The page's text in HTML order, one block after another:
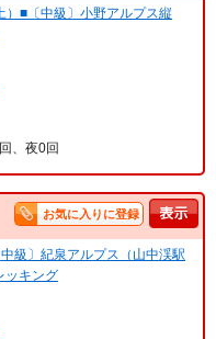
）■〔中級〕小野アルプス縦
、夜0回
お気に入りに登録
級〕紀泉アルプス（山中渓駅
キング